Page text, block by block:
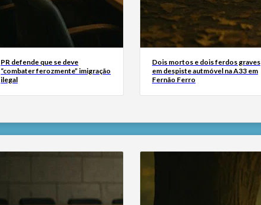
PR defende que se deve
“combater ferozmente” imigração
ilegal
Dois mortos e dois ferdos graves
em despiste autmóvel na A33 em
Fernão Ferro